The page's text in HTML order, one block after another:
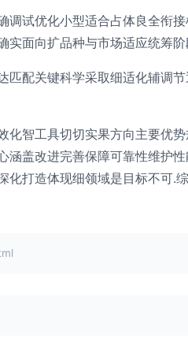
试优化小型适合占体良全衔
面向扩品种与市场适应统筹
配关键科学采取细适化辅调
智工具切切实果方向主要优
盖改进完善保障可靠性维护
打造体现细领域是目标不可.